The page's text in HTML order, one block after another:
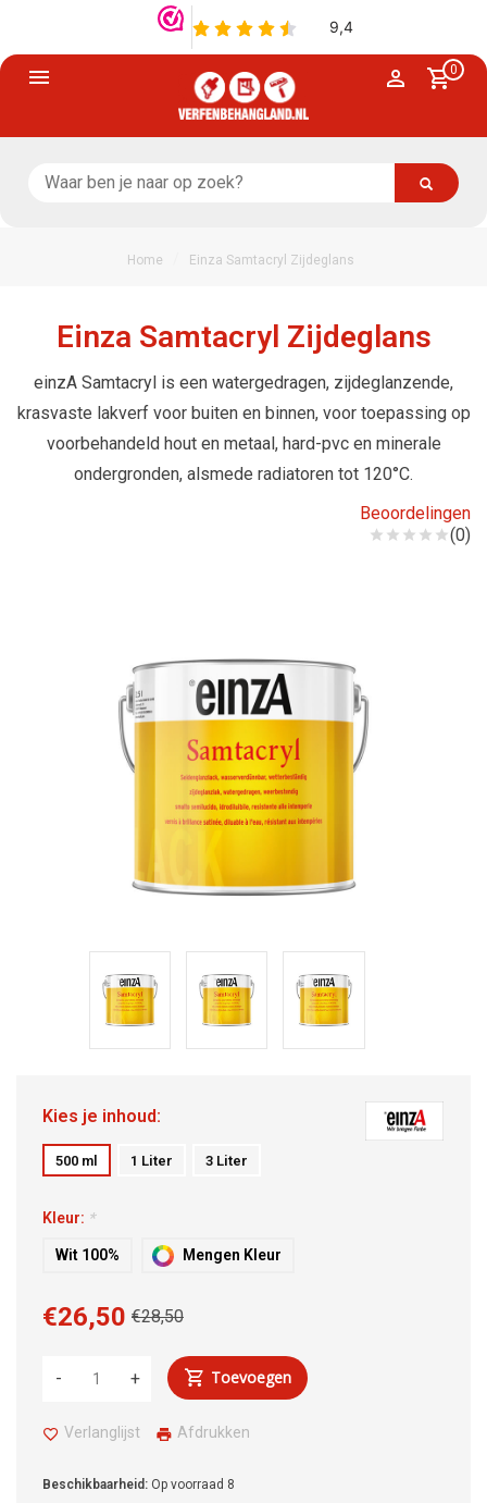
0
Home Einza Samtacryl Zijdeglans
Einza Samtacryl Zijdeglans
einzA Samtacryl is een watergedragen, zijdeglanzende,
krasvaste lakverf voor buiten en binnen, voor toepassing op
voorbehandeld hout en metaal, hard-pvc en minerale
ondergronden, alsmede radiatoren tot 120°C.
Beoordelingen
(0)
Kies je inhoud:
500 ml 1 Liter 3 Liter
Kleur: *
Wit 100% Mengen Kleur
€28,50
€26,50
+
- Toevoegen
Verlanglijst Afdrukken
Beschikbaarheid: Op voorraad 8